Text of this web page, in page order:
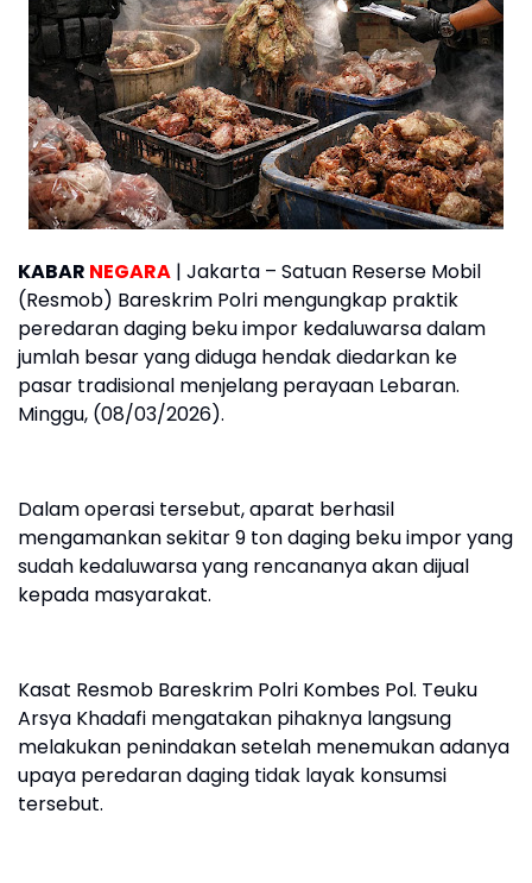
KABAR NEGARA | Jakarta – Satuan Reserse Mobil
(Resmob) Bareskrim Polri mengungkap praktik
peredaran daging beku impor kedaluwarsa dalam
jumlah besar yang diduga hendak diedarkan ke
pasar tradisional menjelang perayaan Lebaran.
Minggu, (08/03/2026).
Dalam operasi tersebut, aparat berhasil
mengamankan sekitar 9 ton daging beku impor yang
sudah kedaluwarsa yang rencananya akan dijual
kepada masyarakat.
Kasat Resmob Bareskrim Polri Kombes Pol. Teuku
Arsya Khadafi mengatakan pihaknya langsung
melakukan penindakan setelah menemukan adanya
upaya peredaran daging tidak layak konsumsi
tersebut.